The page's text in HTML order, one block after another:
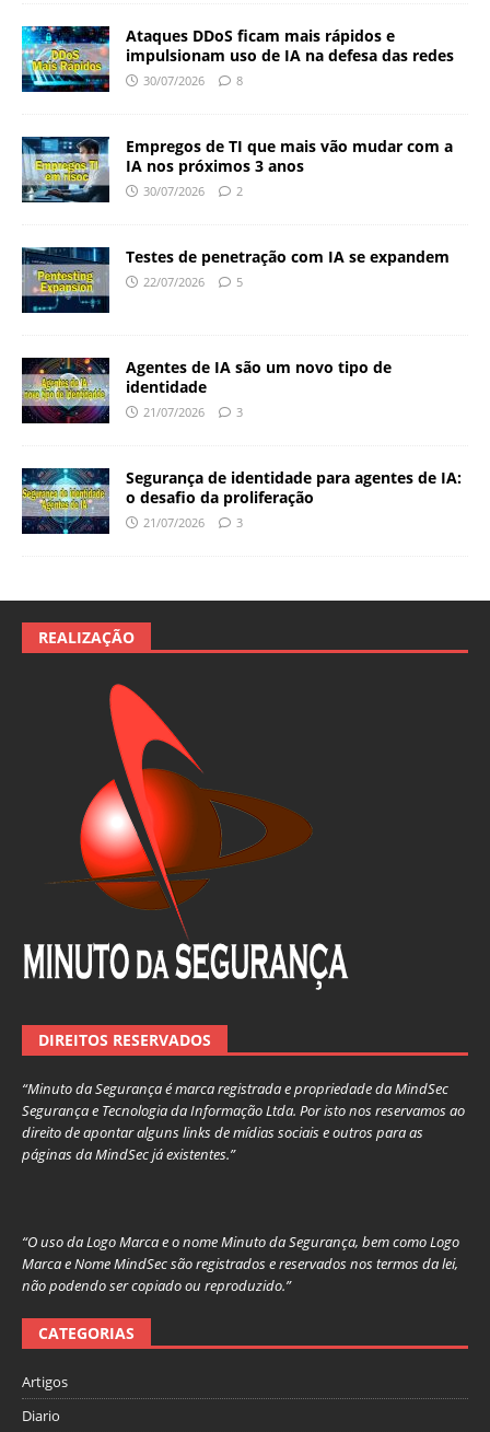
Ataques DDoS ficam mais rápidos e
impulsionam uso de IA na defesa das redes
30/07/2026 8
Empregos de TI que mais vão mudar com a
IA nos próximos 3 anos
30/07/2026 2
Testes de penetração com IA se expandem
22/07/2026 5
Agentes de IA são um novo tipo de
identidade
21/07/2026 3
Segurança de identidade para agentes de IA:
o desafio da proliferação
21/07/2026 3
REALIZAÇÃO
DIREITOS RESERVADOS
“Minuto da Segurança é marca registrada e propriedade da MindSec
Segurança e Tecnologia da Informação Ltda. Por isto nos reservamos ao
direito de apontar alguns links de mídias sociais e outros para as
páginas da MindSec já existentes.”
“O uso da Logo Marca e o nome Minuto da Segurança, bem como Logo
Marca e Nome MindSec são registrados e reservados nos termos da lei,
não podendo ser copiado ou reproduzido.”
CATEGORIAS
Artigos
Diario